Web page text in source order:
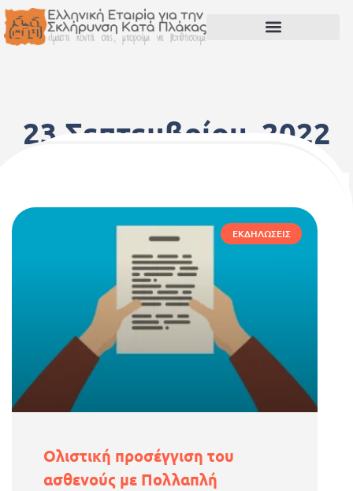
23 Σεπτεμβρίου, 2022
ΕΚΔΗΛΏΣΕΙΣ
Ολιστική προσέγγιση του
ασθενούς με Πολλαπλή